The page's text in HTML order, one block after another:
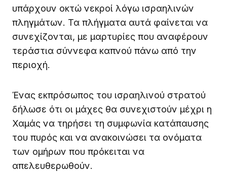
υπάρχουν οκτώ νεκροί λόγω ισραηλινών
πληγμάτων. Τα πλήγματα αυτά φαίνεται να
συνεχίζονται, με μαρτυρίες που αναφέρουν
τεράστια σύννεφα καπνού πάνω από την
περιοχή.
Ένας εκπρόσωπος του ισραηλινού στρατού
δήλωσε ότι οι μάχες θα συνεχιστούν μέχρι η
Χαμάς να τηρήσει τη συμφωνία κατάπαυσης
του πυρός και να ανακοινώσει τα ονόματα
των ομήρων που πρόκειται να
απελευθερωθούν.